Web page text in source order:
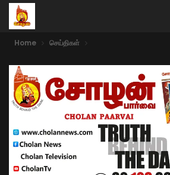
Home செய்திகள்